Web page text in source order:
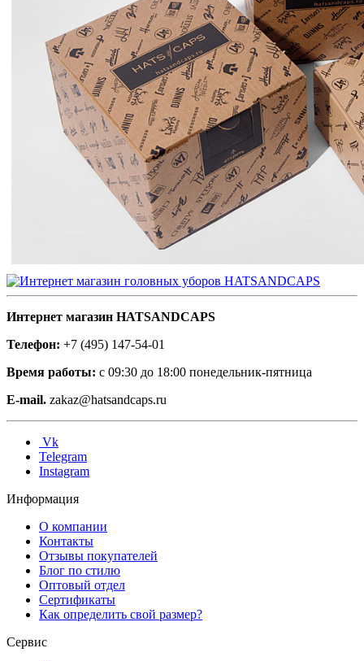
Интернет магазин HATSANDCAPS
Телефон: +7 (495) 147-54-01
Время работы: с 09:30 до 18:00 понедельник-пятница
E-mail. zakaz@hatsandcaps.ru
Vk
Telegram
Instagram
Информация
О компании
Контакты
Отзывы покупателей
Блог по стилю
Оптовый отдел
Сертификаты
Как определить свой размер?
Сервис